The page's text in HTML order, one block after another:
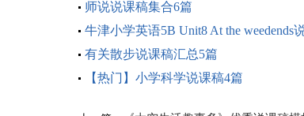
反思
师说说课稿集合6篇
牛津小学英语5B Unit8 At the weedends
有关散步说课稿汇总5篇
【热门】小学科学说课稿4篇